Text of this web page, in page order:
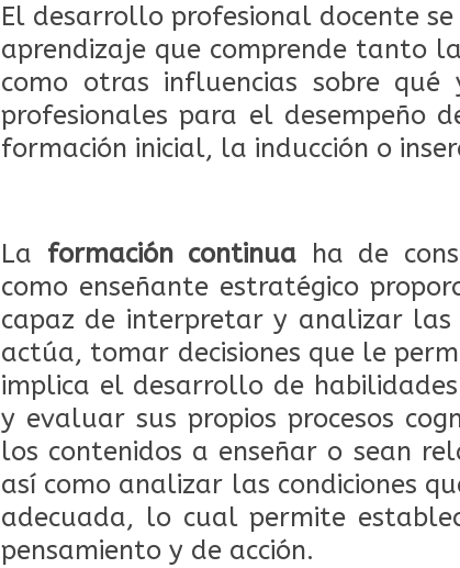
El desarrollo profesional docente
aprendizaje que comprende tanto
como otras influencias sobre qué
profesionales para el desempeño
formación inicial, la inducción o
La formación continua ha de
como enseñante estratégico
capaz de interpretar y analizar las
actúa, tomar decisiones que le
implica el desarrollo de
y evaluar sus propios procesos
los contenidos a enseñar o sean
así como analizar las condiciones
adecuada, lo cual permite
pensamiento y de acción.